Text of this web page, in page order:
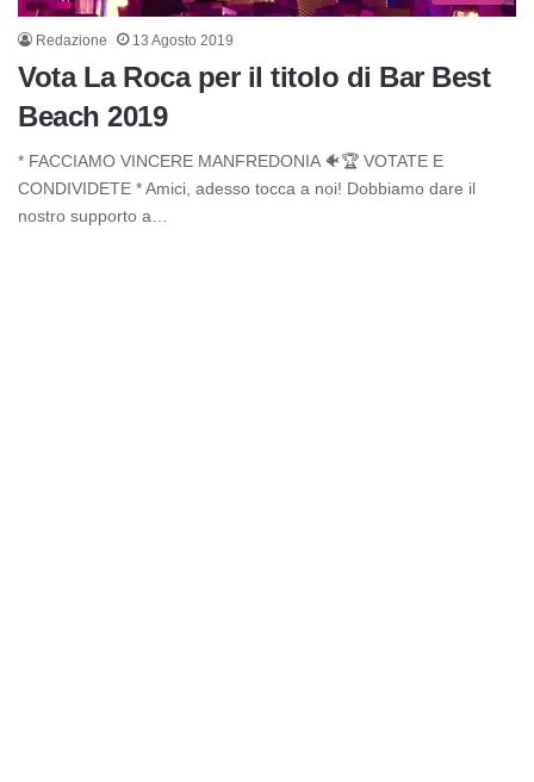
Redazione 13 Agosto 2019
Vota La Roca per il titolo di Bar Best
Beach 2019
* FACCIAMO VINCERE MANFREDONIA 🐠🏆 VOTATE E
CONDIVIDETE * Amici, adesso tocca a noi! Dobbiamo dare il
nostro supporto a…